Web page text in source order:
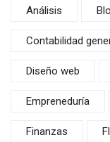
Análisis
Contabilidad
Diseño web
Empreneduría
Finanzas